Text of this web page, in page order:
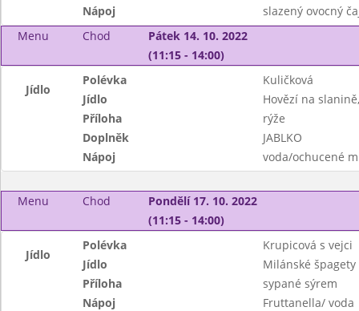
Nápoj
slazený ovocný
Menu
Chod
Pátek 14. 10. 2022
(11:15 - 14:00)
Jídlo
Polévka
Kuličková
Jídlo
Hovězí na slanině,
Příloha
rýže
Doplněk
JABLKO
Nápoj
voda/ochucené
Menu Chod
Pondělí 17. 10. 2022
(11:15 - 14:00)
Jídlo
Polévka
Krupicová s vejci
Jídlo
Milánské
Příloha
sypané sýrem
Nápoj
Fruttanella/ voda